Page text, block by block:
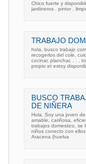
Chico fuerte y
jardineros . pintor ,
TRABAJO
hola, busco trabajo
recogerlos del cole,
cocinar, planchar, . . .
propio et estoy
BUSCO
DE NIÑERA
Hola. Soy una joven
amable, cariñosa,
trabajos domestico, se
niños conecto con
Aracena (huelva